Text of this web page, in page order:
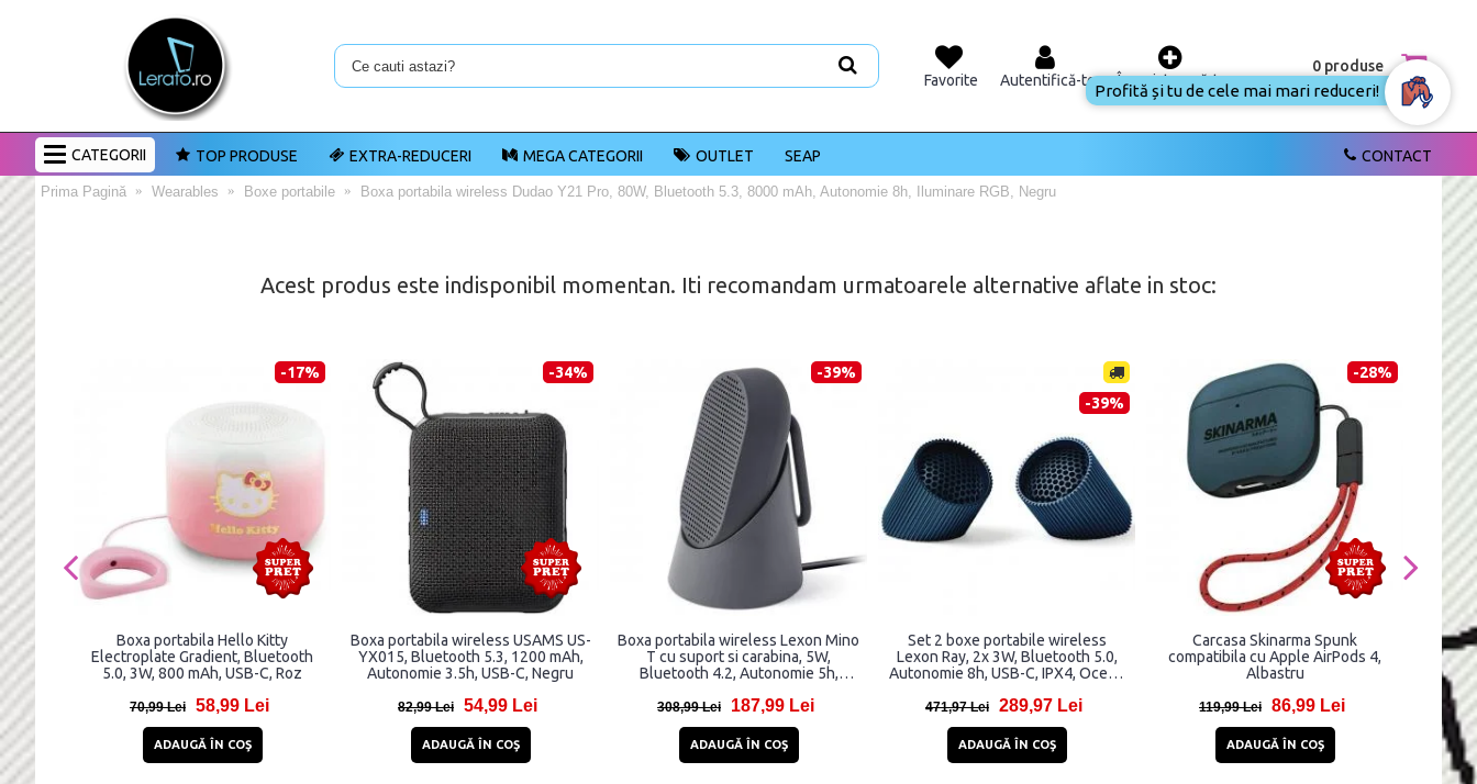
Favorite Autentifică-te Înregistrează-te
0 produse
CATEGORII CONTACT
TOP PRODUSE EXTRA-REDUCERI MEGA CATEGORII OUTLET SEAP
Prima Pagină Wearables Boxe portabile Boxa portabila wireless Dudao Y21 Pro, 80W, Bluetooth 5.3, 8000 mAh, Autonomie 8h, Iluminare RGB, Negru
Acest produs este indisponibil momentan. Iti recomandam urmatoarele alternative aflate in stoc:
-17%
Boxa portabila Hello Kitty
Electroplate Gradient, Bluetooth
5.0, 3W, 800 mAh, USB-C, Roz
70,99 Lei 58,99 Lei
ADAUGĂ ÎN COŞ
-34%
Boxa portabila wireless USAMS US-
YX015, Bluetooth 5.3, 1200 mAh,
Autonomie 3.5h, USB-C, Negru
82,99 Lei 54,99 Lei
ADAUGĂ ÎN COŞ
-39%
Boxa portabila wireless Lexon Mino
T cu suport si carabina, 5W,
Bluetooth 4.2, Autonomie 5h,
308,99 Lei 187,99 Lei
ADAUGĂ ÎN COŞ
-39%
Set 2 boxe portabile wireless
Lexon Ray, 2x 3W, Bluetooth 5.0,
Autonomie 8h, USB-C, IPX4, Ocean
471,97 Lei 289,97 Lei
ADAUGĂ ÎN COŞ
-28%
Carcasa Skinarma Spunk
compatibila cu Apple AirPods 4,
Albastru
119,99 Lei 86,99 Lei
ADAUGĂ ÎN COŞ
Snur
Profită și tu de cele mai mari
reduceri!